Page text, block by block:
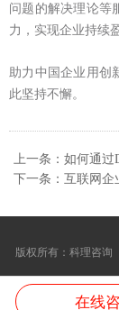
问题的解决理论等
力，实现企业持续
助力中国企业用创
此坚持不懈。
上一条：如何通
下一条：互联网企
版权所有：科理咨询
想了解精益生
在线